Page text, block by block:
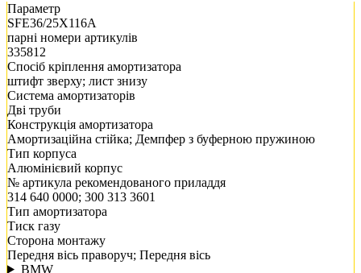
Параметр
SFE36/25X116A
парні номери артикулів
335812
Спосіб кріплення амортизатора
штифт зверху; лист знизу
Система амортизаторів
Дві труби
Конструкція амортизатора
Амортизаційна стійка; Демпфер з буферною пружиною
Тип корпуса
Алюмінієвий корпус
№ артикула рекомендованого приладдя
314 640 0000; 300 313 3601
Тип амортизатора
Тиск газу
Сторона монтажу
Передня вісь праворуч; Передня вісь
BMW